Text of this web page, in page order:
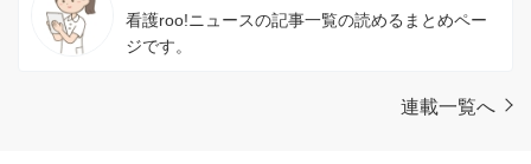
看護roo!ニュースの記事一覧の読めるまとめペー
ジです。
連載一覧へ